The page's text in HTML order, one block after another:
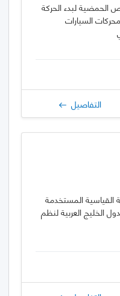
الحمضية لبدء الحركة
السيارات
التفاصيل
القياسية المستخدمة
الخليج العربية لنظم